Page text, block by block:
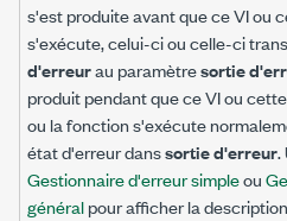
s'est produite avant que ce VI ou
s'exécute, celui-ci ou celle-ci
d'erreurau paramètresortie
produit pendant que ce VI ou
ou la fonction s'exécute
état d'erreur danssortie d'erreur.
Gestionnaire d'erreur simpleou
généralpour afficher la